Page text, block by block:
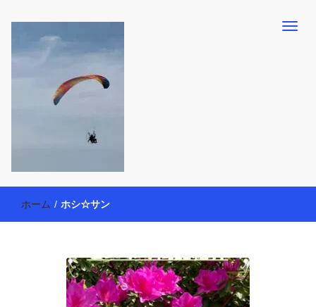
働く母の40代を楽しむ方法
ー活動を通して、豊かな生活を楽しんでいます。懸賞やモニター生
活だけでなく、大好きな【旅行・温泉・食育・美容健康アイテム探
索】も全力で楽しみます。
ホーム / ホシ☆サン